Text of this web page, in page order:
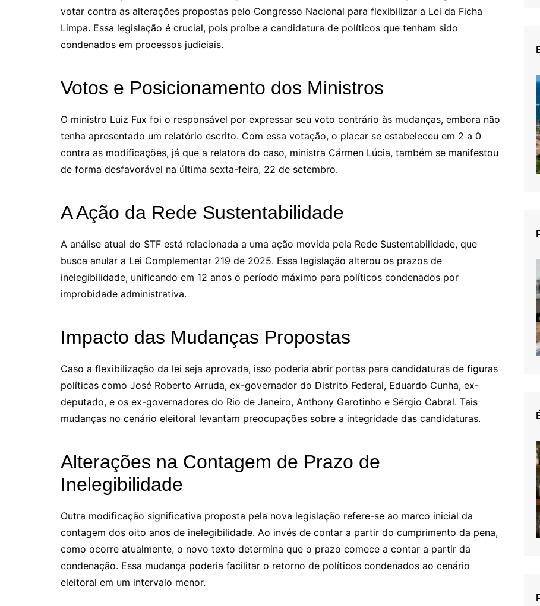
votar contra as alterações propostas pelo Congresso Nacional para flexibilizar a Lei da Ficha
Limpa. Essa legislação é crucial, pois proíbe a candidatura de políticos que tenham sido
condenados em processos judiciais.
Votos e Posicionamento dos Ministros
O ministro Luiz Fux foi o responsável por expressar seu voto contrário às mudanças, embora não
tenha apresentado um relatório escrito. Com essa votação, o placar se estabeleceu em 2 a 0
contra as modificações, já que a relatora do caso, ministra Cármen Lúcia, também se manifestou
de forma desfavorável na última sexta-feira, 22 de setembro.
A Ação da Rede Sustentabilidade
A análise atual do STF está relacionada a uma ação movida pela Rede Sustentabilidade, que
busca anular a Lei Complementar 219 de 2025. Essa legislação alterou os prazos de
inelegibilidade, unificando em 12 anos o período máximo para políticos condenados por
improbidade administrativa.
Impacto das Mudanças Propostas
Caso a flexibilização da lei seja aprovada, isso poderia abrir portas para candidaturas de figuras
políticas como José Roberto Arruda, ex-governador do Distrito Federal, Eduardo Cunha, ex-
deputado, e os ex-governadores do Rio de Janeiro, Anthony Garotinho e Sérgio Cabral. Tais
mudanças no cenário eleitoral levantam preocupações sobre a integridade das candidaturas.
Alterações na Contagem de Prazo de
Inelegibilidade
Outra modificação significativa proposta pela nova legislação refere-se ao marco inicial da
contagem dos oito anos de inelegibilidade. Ao invés de contar a partir do cumprimento da pena,
como ocorre atualmente, o novo texto determina que o prazo comece a contar a partir da
condenação. Essa mudança poderia facilitar o retorno de políticos condenados ao cenário
eleitoral em um intervalo menor.